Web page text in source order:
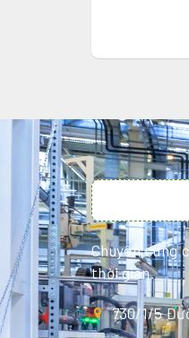
Chuyên cung
thời gian.
730/1/5